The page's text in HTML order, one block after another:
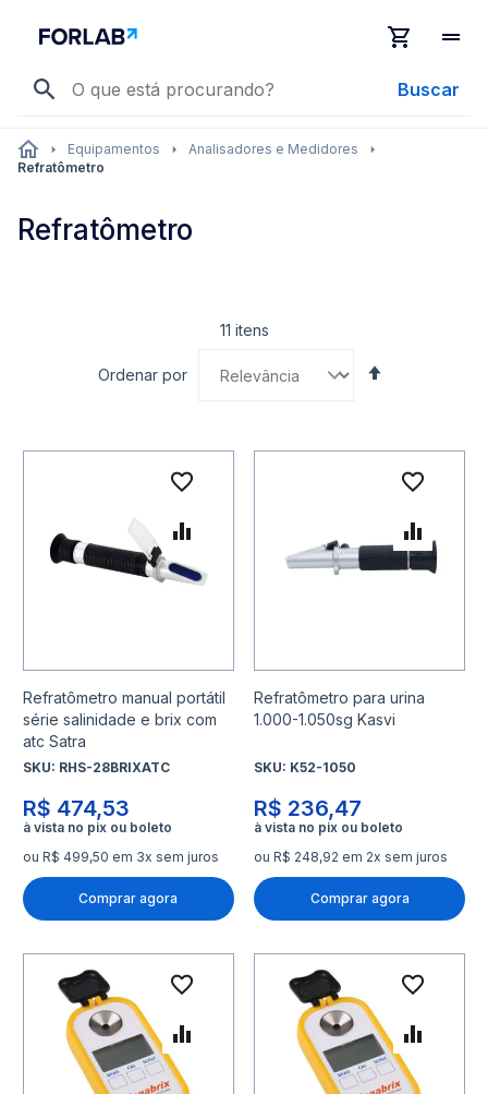
Buscar
Equipamentos
Analisadores e Medidores
Refratômetro
Refratômetro
11 itens
Ordenar por
Refratômetro manual portátil
série salinidade e brix com
atc Satra
SKU: RHS-28BRIXATC
R$ 474,53
ou R$ 499,50 em 3x sem juros
Comprar agora
Adicionar à lista de
Adicionar para Comparar
Refratômetro para urina
1.000-1.050sg Kasvi
SKU: K52-1050
R$ 236,47
ou R$ 248,92 em 2x sem juros
Comprar agora
Adicionar à lista de
Adicionar para Comparar